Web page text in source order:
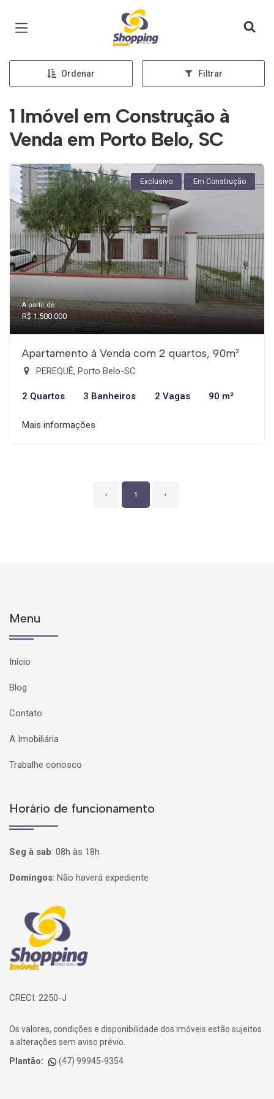
Página inicial
Ordenar Filtrar
1 Imóvel em Construção à
Venda em Porto Belo, SC
Exclusivo Em Construção
A partir de:
R$ 1.500.000
Apartamento à Venda com 2 quartos, 90m²
PEREQUÊ, Porto Belo-SC
2 Quartos 3 Banheiros 2 Vagas 90 m²
Mais informações
‹ 1 ›
Menu
Início
Blog
Contato
A Imobiliária
Trabalhe conosco
Horário de funcionamento
Seg à sab: 08h às 18h
Domingos: Não haverá expediente
Página inicial
CRECI: 2250-J
Os valores, condições e disponibilidade dos imóveis estão sujeitos
a alterações sem aviso prévio.
Plantão:
(47) 99945-9354